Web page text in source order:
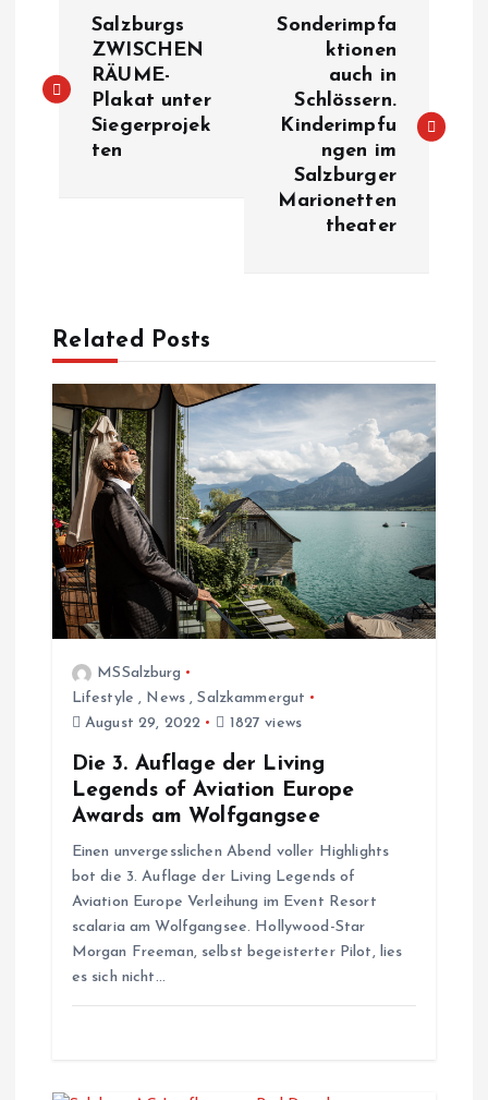
i
g
s
n
a
v
g
Salzburgs
ZWISCHEN
RÄUME-
Plakat unter
Siegerprojek
ten
Sonderimpfa
ktionen
auch in
Schlössern.
Kinderimpfu
ngen im
Salzburger
Marionetten
theater
Related Posts
MSSalzburg
Lifestyle , News ,Salzkammergut
August 29, 2022
1827 views
Die 3. Auflage der Living
Legends of Aviation Europe
Awards am Wolfgangsee
Einen unvergesslichen Abend voller Highlights
bot die 3. Auflage der Living Legends of
Aviation Europe Verleihung im Event Resort
scalaria am Wolfgangsee. Hollywood-Star
Morgan Freeman, selbst begeisterter Pilot, lies
es sich nicht…